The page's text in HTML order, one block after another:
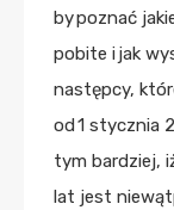
by poznać
pobite i jak
następcy,
od 1 stycznia
tym bardziej,
lat jest